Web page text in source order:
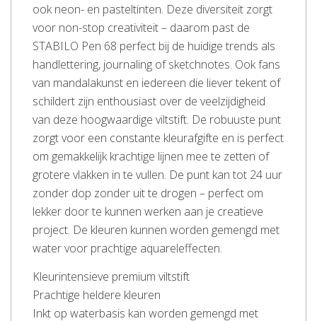
ook neon- en pasteltinten. Deze diversiteit zorgt
voor non-stop creativiteit – daarom past de
STABILO Pen 68 perfect bij de huidige trends als
handlettering, journaling of sketchnotes. Ook fans
van mandalakunst en iedereen die liever tekent of
schildert zijn enthousiast over de veelzijdigheid
van deze hoogwaardige viltstift. De robuuste punt
zorgt voor een constante kleurafgifte en is perfect
om gemakkelijk krachtige lijnen mee te zetten of
grotere vlakken in te vullen. De punt kan tot 24 uur
zonder dop zonder uit te drogen – perfect om
lekker door te kunnen werken aan je creatieve
project. De kleuren kunnen worden gemengd met
water voor prachtige aquareleffecten.
Kleurintensieve premium viltstift
Prachtige heldere kleuren
Inkt op waterbasis kan worden gemengd met